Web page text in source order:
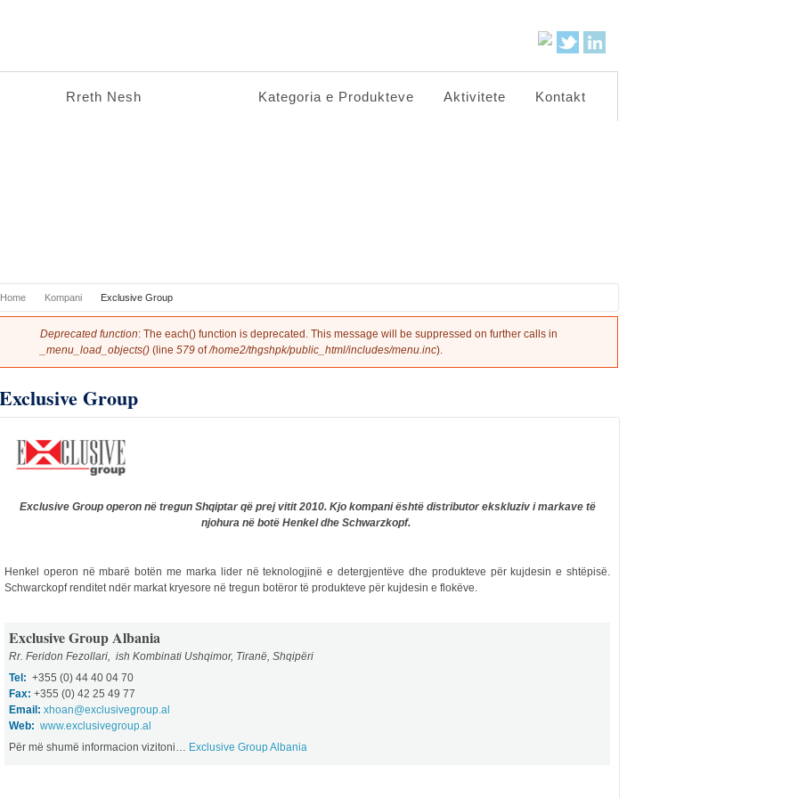
Rreth Nesh Kategoria e Produkteve Aktivitete Kontakt
You are here
Home Kompani Exclusive Group
Error message
Deprecated function: The each() function is deprecated. This message will be suppressed on further calls in
_menu_load_objects() (line 579 of/home2/thgshpk/public_html/includes/menu.inc).
Exclusive Group
Exclusive Group operon në tregun Shqiptar që prej vitit 2010. Kjo kompani është distributor ekskluziv i markave të
njohura në botë Henkel dhe Schwarzkopf.
Henkel operon në mbarë botën me marka lider në teknologjinë e detergjentëve dhe produkteve për kujdesin e shtëpisë.
Schwarckopf renditet ndër markat kryesore në tregun botëror të produkteve për kujdesin e flokëve.
Exclusive Group Albania
Rr. Feridon Fezollari, ish Kombinati Ushqimor, Tiranë, Shqipëri
Tel: +355 (0) 44 40 04 70
Fax: +355 (0) 42 25 49 77
Email: xhoan@exclusivegroup.al
Web: www.exclusivegroup.al
Për më shumë informacion vizitoni… Exclusive Group Albania